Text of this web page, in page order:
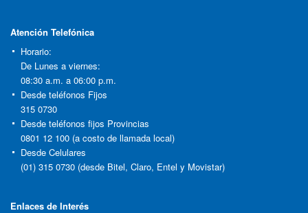
Atención Telefónica
Horario:
De Lunes a viernes:
08:30 a.m. a 06:00 p.m.
Desde teléfonos Fijos
315 0730
Desde teléfonos fijos Provincias
0801 12 100 (a costo de llamada local)
Desde Celulares
(01) 315 0730 (desde Bitel, Claro, Entel y Movistar)
Enlaces de Interés